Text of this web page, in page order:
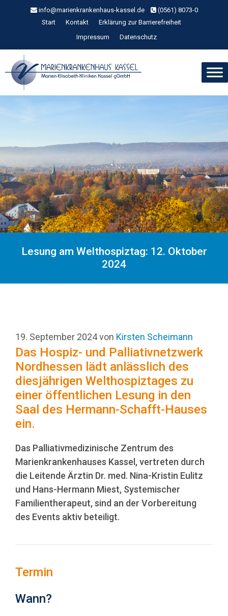
info@marienkrankenhaus-kassel.de
(0561) 8073-0
Start
Kontakt
Erklärung zur Barrierefreiheit
Impressum
Datenschutz
Lesung am Welthospiztag: 12. Oktober
2024
19. September 2024von Kirsten Scheimann
Das Hospiz- und Palliativnetzwerk
Nordhessen lädt anlässlich des
diesjährigen Welthospiztages zu
einer öffentlichen Lesung in den
Saal des Hermann-Schafft-Hauses
ein.
Das Palliativmedizinische Zentrum des
Marienkrankenhauses Kassel, vertreten durch
die Leitende Ärztin Dr. med. Nina-Kristin Eulitz
und Hans-Hermann Miest, Systemischer
Familientherapeut, sind an der Vorbereitung
des Events aktiv beteiligt.
Termin
Wann?